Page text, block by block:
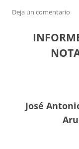
Deja un comentario
José